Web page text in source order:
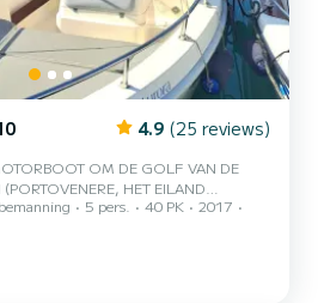
4.9 (25 reviews)
OM DE GOLF VAN DE
HET EILAND
TINO, HET BEELD STELLA MARIS,
VOOR VERTREK
LES GEVEN OVER HET STUREN
PLAATSEN OM TE VAREN. DE
GENERATIE, HET IS SNEL MAAR
5 pers. 40 PK
2017